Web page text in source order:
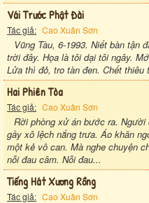
Vái Trước Phật Đài
Tác giả: Cao Xuân Sơn
Vũng Tàu, 6-1993. Niết bàn tận
trời đây. Họa là tôi dại tôi ngây.
Lửa thì đỏ, tro tàn đen. Chết
Hai Phiên Tòa
Tác giả: Cao Xuân Sơn
Rời phòng xử án bước ra.
gầy xô lệch nắng trưa. Áo khăn
một kẻ vô can. Mà nghe chuyện
nỗi đau câm. Nỗi đau...
Tiếng Hát Xương Rồng
Tác giả: Cao Xuân Sơn